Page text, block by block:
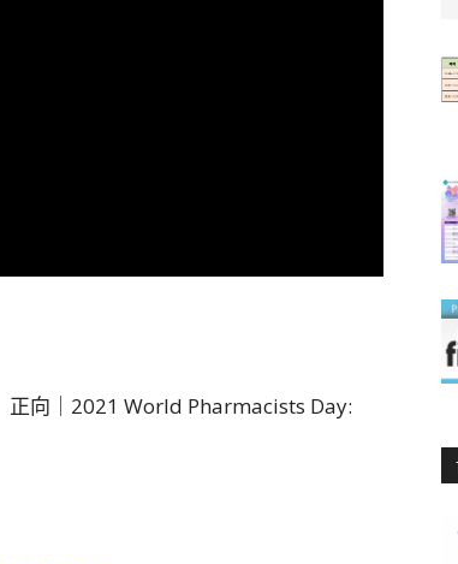
正向｜2021 World Pharmacists Day: